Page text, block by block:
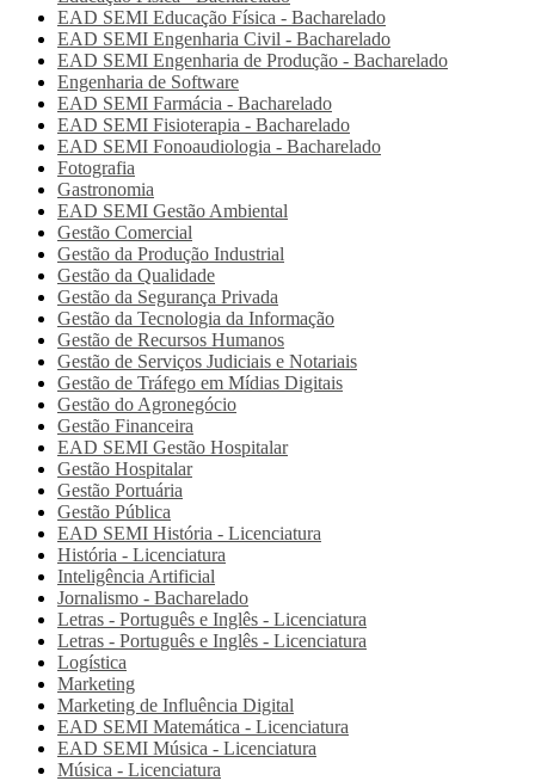
EAD SEMI Educação Física - Bacharelado
EAD SEMI Engenharia Civil - Bacharelado
EAD SEMI Engenharia de Produção - Bacharelado
Engenharia de Software
EAD SEMI Farmácia - Bacharelado
EAD SEMI Fisioterapia - Bacharelado
EAD SEMI Fonoaudiologia - Bacharelado
Fotografia
Gastronomia
EAD SEMI Gestão Ambiental
Gestão Comercial
Gestão da Produção Industrial
Gestão da Qualidade
Gestão da Segurança Privada
Gestão da Tecnologia da Informação
Gestão de Recursos Humanos
Gestão de Serviços Judiciais e Notariais
Gestão de Tráfego em Mídias Digitais
Gestão do Agronegócio
Gestão Financeira
EAD SEMI Gestão Hospitalar
Gestão Hospitalar
Gestão Portuária
Gestão Pública
EAD SEMI História - Licenciatura
História - Licenciatura
Inteligência Artificial
Jornalismo - Bacharelado
Letras - Português e Inglês - Licenciatura
Letras - Português e Inglês - Licenciatura
Logística
Marketing
Marketing de Influência Digital
EAD SEMI Matemática - Licenciatura
EAD SEMI Música - Licenciatura
Música - Licenciatura